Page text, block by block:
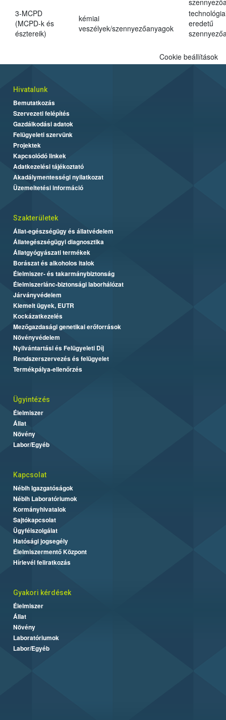
3-MCPD
(MCPD-k és
észtereik)
kémiai
veszélyek/szennyezőanyagok
eredetű
Cookie beállítások
Hivatalunk
Bemutatkozás
Szervezeti felépítés
Gazdálkodási adatok
Felügyeleti szervünk
Projektek
Kapcsolódó linkek
Adatkezelési tájékoztató
Akadálymentességi nyilatkozat
Üzemeltetési információ
Szakterületek
Állat-egészségügy és állatvédelem
Állategészségügyi diagnosztika
Állatgyógyászati termékek
Borászat és alkoholos italok
Élelmiszer- és takarmánybiztonság
Élelmiszerlánc-biztonsági laborhálózat
Járványvédelem
Kiemelt ügyek, EUTR
Kockázatkezelés
Mezőgazdasági genetikai erőforrások
Növényvédelem
Nyilvántartási és Felügyeleti Díj
Rendszerszervezés és felügyelet
Termékpálya-ellenőrzés
Ügyintézés
Élelmiszer
Állat
Növény
Labor/Egyéb
Kapcsolat
Nébih Igazgatóságok
Nébih Laboratóriumok
Kormányhivatalok
Sajtókapcsolat
Ügyfélszolgálat
Hatósági jogsegély
Élelmiszermentő Központ
Hírlevél feliratkozás
Gyakori kérdések
Élelmiszer
Állat
Növény
Laboratóriumok
Labor/Egyéb